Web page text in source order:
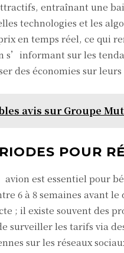
entraînant une
technologies et les
en temps réel, ce qui
s’informant sur les
des économies sur leurs
avis sur Groupe
POUR
est essentiel pour
6 à 8 semaines avant
; il existe souvent des
surveiller les tarifs via
sur les réseaux